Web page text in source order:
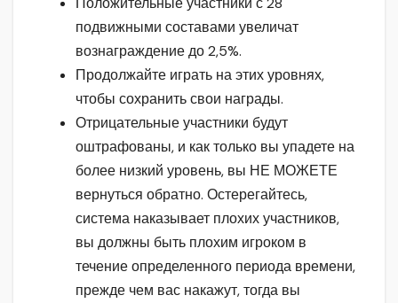
подвижными составами увеличат
вознаграждение до 2,5%.
Продолжайте играть на этих уровнях,
чтобы сохранить свои награды.
Отрицательные участники будут
оштрафованы, и как только вы упадете на
более низкий уровень, вы НЕ МОЖЕТЕ
вернуться обратно. Остерегайтесь,
система наказывает плохих участников,
вы должны быть плохим игроком в
течение определенного периода времени,
прежде чем вас накажут, тогда вы